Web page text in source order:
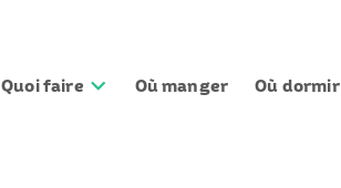
Quoi faire Où manger Où dormir